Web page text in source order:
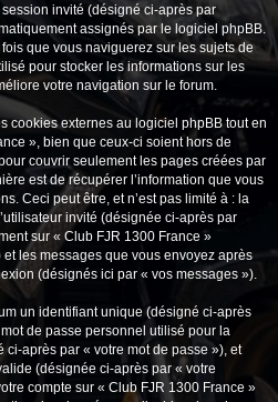
invité (désigné ci-après par
assignés par le logiciel phpBB.
que vous naviguerez sur les sujets de
pour stocker les informations sur les
votre navigation sur le forum.
cookies externes au logiciel phpBB tout en
», bien que ceux-ci soient hors de
couvrir seulement les pages créées par
est de récupérer l’information que vous
Ceci peut être, et n’est pas limité à : la
invité (désignée ci-après par
sur « Club FJR 1300 France »
les messages que vous envoyez après
(désignés ici par « vos messages »).
un identifiant unique (désigné ci-après
de passe personnel utilisé pour la
après par « votre mot de passe »), et
(désignée ci-après par « votre
compte sur « Club FJR 1300 France »